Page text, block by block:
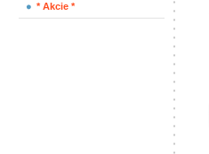
* Akcie *